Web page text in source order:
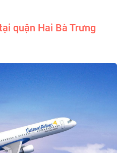
quận Hai Bà Trưng